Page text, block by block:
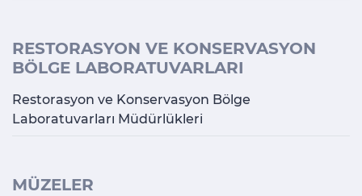
RESTORASYON VE KONSERVASYON
BÖLGE LABORATUVARLARI
Restorasyon ve Konservasyon Bölge
Laboratuvarları Müdürlükleri
MÜZELER